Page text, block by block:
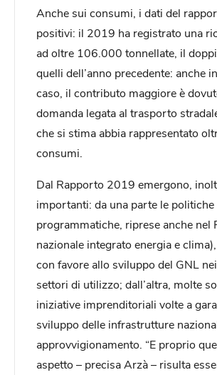
Anche sui consumi, i dati del
positivi: il 2019 ha registrato una
ad oltre 106.000 tonnellate, il
quelli dell’anno precedente: anche
caso, il contributo maggiore è
domanda legata al trasporto
che si stima abbia rappresentato
consumi.
Dal Rapporto 2019 emergono,
importanti: da una parte le politiche
programmatiche, riprese anche nel
nazionale integrato energia e
con favore allo sviluppo del GNL
settori di utilizzo; dall’altra, molte
iniziative imprenditoriali volte a
sviluppo delle infrastrutture
approvvigionamento. “E proprio
aspetto – precisa Arzà – risulta